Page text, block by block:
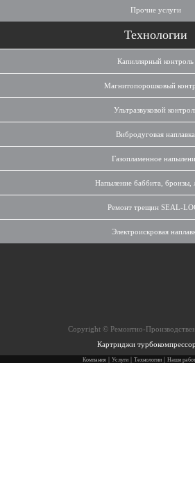
Прочие услуги
Технологии
Капиллярный контроль
Магнитопорошковый
Ультразвуковой
Вибродуговая наплавка
Газопламенное
Напыление баббита, бронзы,
Ремонт трещин SEAL-
Электроискровая
Copyright © Ремонтно-
Картриджи
Компания| Услуги| Технологии| Наши